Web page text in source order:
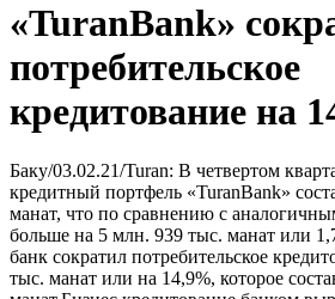
«TuranBank»
потребительское
кредитование на
Баку/03.02.21/Turan: В четвертом
кредитный портфель «TuranBank»
манат, что по сравнению с
больше на 5 млн. 939 тыс. манат или
банк сократил потребительское
тыс. манат или на 14,9%, которое